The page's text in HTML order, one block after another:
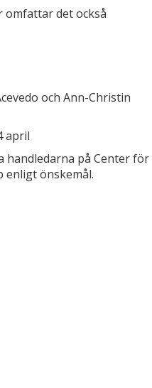
omfattar det också
och Ann-Christin
april
handledarna på Center för
enligt önskemål.